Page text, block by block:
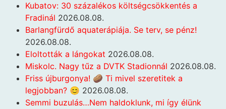
Kubatov: 30 százalékos költségcsökkentés a
Fradinál 2026.08.08.
Barlangfürdő aquaterápiája. Se terv, se pénz!
2026.08.08.
Eloltották a lángokat 2026.08.08.
Miskolc. Nagy tűz a DVTK Stadionnál 2026.08.08.
Friss újburgonya! 🥔 Ti mivel szeretitek a
legjobban? 😊 2026.08.08.
Semmi buzulás…Nem haldoklunk, mi így élünk